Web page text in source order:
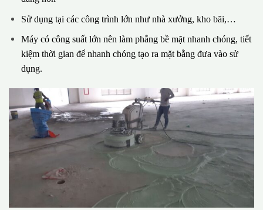
Sử dụng tại các công trình lớn như nhà xưởng, kho bãi,…
Máy có công suất lớn nên làm phẳng bề mặt nhanh chóng, tiết
kiệm thời gian để nhanh chóng tạo ra mặt bằng đưa vào sử
dụng.